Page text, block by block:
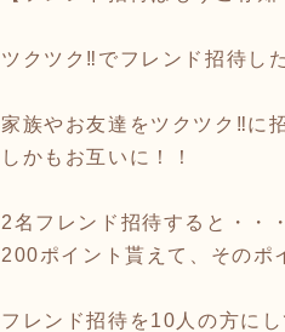
ツクツク‼︎でフレンド招待し
家族やお友達をツクツク‼︎に
しかもお互いに！！
2名フレンド招待すると・・・
200ポイント貰えて、そのポ
フレンド招待を10人の方にし